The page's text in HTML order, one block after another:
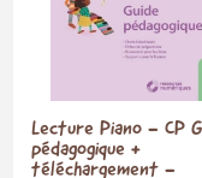
Lecture Piano - CP
pédagogique +
téléchargement -